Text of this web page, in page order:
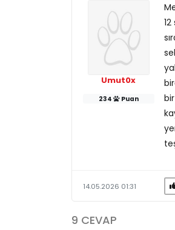
Umut0x
234 Puan
14.05.2026 01:31
9 CEVAP